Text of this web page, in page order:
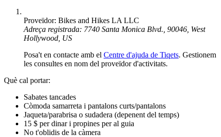
Proveïdor: Bikes and Hikes LA LLC
Adreça registrada: 7740 Santa Monica Blvd., 90046, West
Hollywood, US
Posa't en contacte amb el Centre d'ajuda de Tiqets. Gestionem
les consultes en nom del proveïdor d'activitats.
Què cal portar:
Sabates tancades
Còmoda samarreta i pantalons curts/pantalons
Jaqueta/parabrisa o sudadera (depenent del temps)
15 $ per dinar i propines per al guia
No t'oblidis de la càmera